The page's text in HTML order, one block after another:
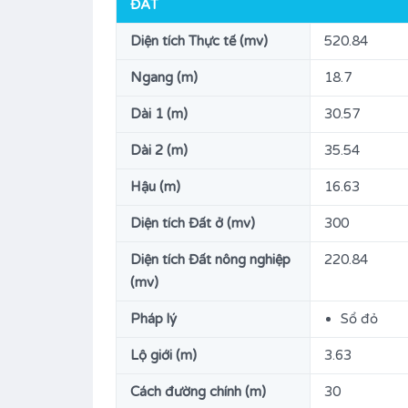
ĐẤT
Diện tích Thực tế (mv) 520.84
Ngang (m) 18.7
Dài 1 (m) 30.57
Dài 2 (m) 35.54
Hậu (m) 16.63
Diện tích Đất ở (mv) 300
Diện tích Đất nông nghiệp
(mv)
220.84
Pháp lý Sổ đỏ
Lộ giới (m) 3.63
Cách đường chính (m) 30
12.000.000.000đ
Diện tích Phòng ngủ
6
Loại
Bất động sản Bán, Nhà